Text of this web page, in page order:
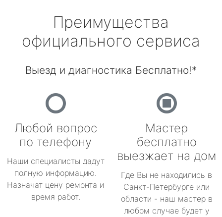
Преимущества
официального сервиса
Выезд и диагностика Бесплатно!*
Любой вопрос
по телефону
Наши специалисты дадут
полную информацию.
Назначат цену ремонта и
время работ.
Мастер
бесплатно
выезжает на дом
Где Вы не находились в
Санкт-Петербурге или
области - наш мастер в
любом случае будет у